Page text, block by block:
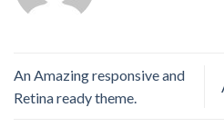
An Amazing responsive and
Retina ready theme.